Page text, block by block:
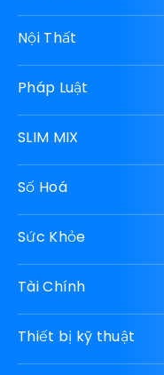
Nội Thất
Pháp Luật
SLIM MIX
Số Hoá
Sức Khỏe
Tài Chính
Thiết bị kỹ thuật